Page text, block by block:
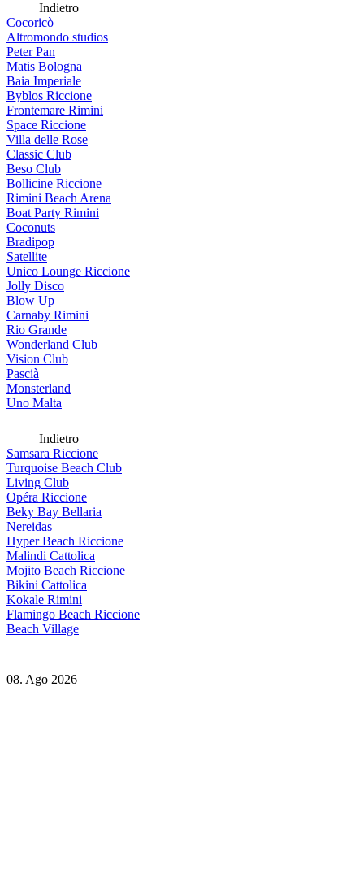
Indietro
Cocoricò
Altromondo studios
Peter Pan
Matis Bologna
Baia Imperiale
Byblos Riccione
Frontemare Rimini
Space Riccione
Villa delle Rose
Classic Club
Beso Club
Bollicine Riccione
Rimini Beach Arena
Boat Party Rimini
Coconuts
Bradipop
Satellite
Unico Lounge Riccione
Jolly Disco
Blow Up
Carnaby Rimini
Rio Grande
Wonderland Club
Vision Club
Pascià
Monsterland
Uno Malta
Indietro
Samsara Riccione
Turquoise Beach Club
Living Club
Opéra Riccione
Beky Bay Bellaria
Nereidas
Hyper Beach Riccione
Malindi Cattolica
Mojito Beach Riccione
Bikini Cattolica
Kokale Rimini
Flamingo Beach Riccione
Beach Village
08. Ago 2026